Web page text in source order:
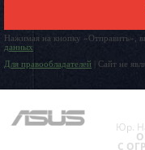
Нажимая на кнопку «Отправить»,
данных
Для правообладателей | Сайт не
Юр.
С